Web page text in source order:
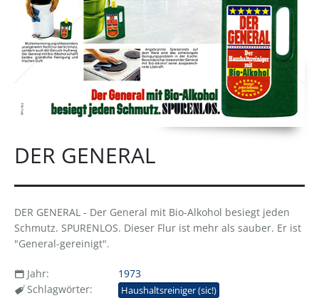
DER GENERAL
DER GENERAL - Der General mit Bio-Alkohol besiegt jeden
Schmutz. SPURENLOS. Dieser Flur ist mehr als sauber. Er ist
"General-gereinigt".
Jahr:
1973
Schlagwörter:
Haushaltsreiniger (sic!)